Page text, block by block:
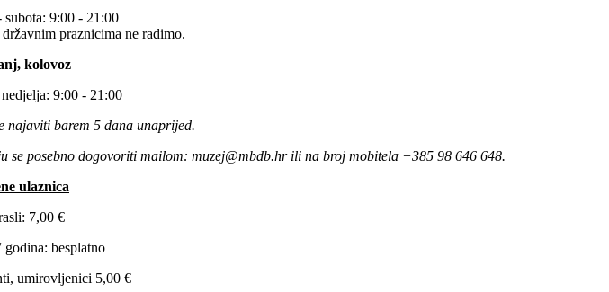
subota: 9:00 - 21:00
praznicima ne radimo.
kolovoz
9:00 - 21:00
najaviti barem 5 dana unaprijed.
se posebno dogovoriti mailom: muzej@mbdb.hr ili na broj mobitela +385 98 646 648.
ulaznica
7,00 €
godina: besplatno
umirovljenici 5,00 €